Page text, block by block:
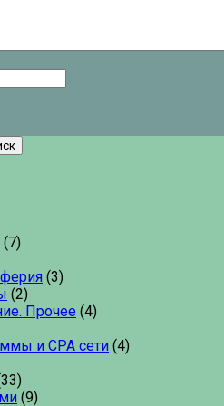
(7)
(3)
(2)
Прочее (4)
и CPA сети (4)
(9)